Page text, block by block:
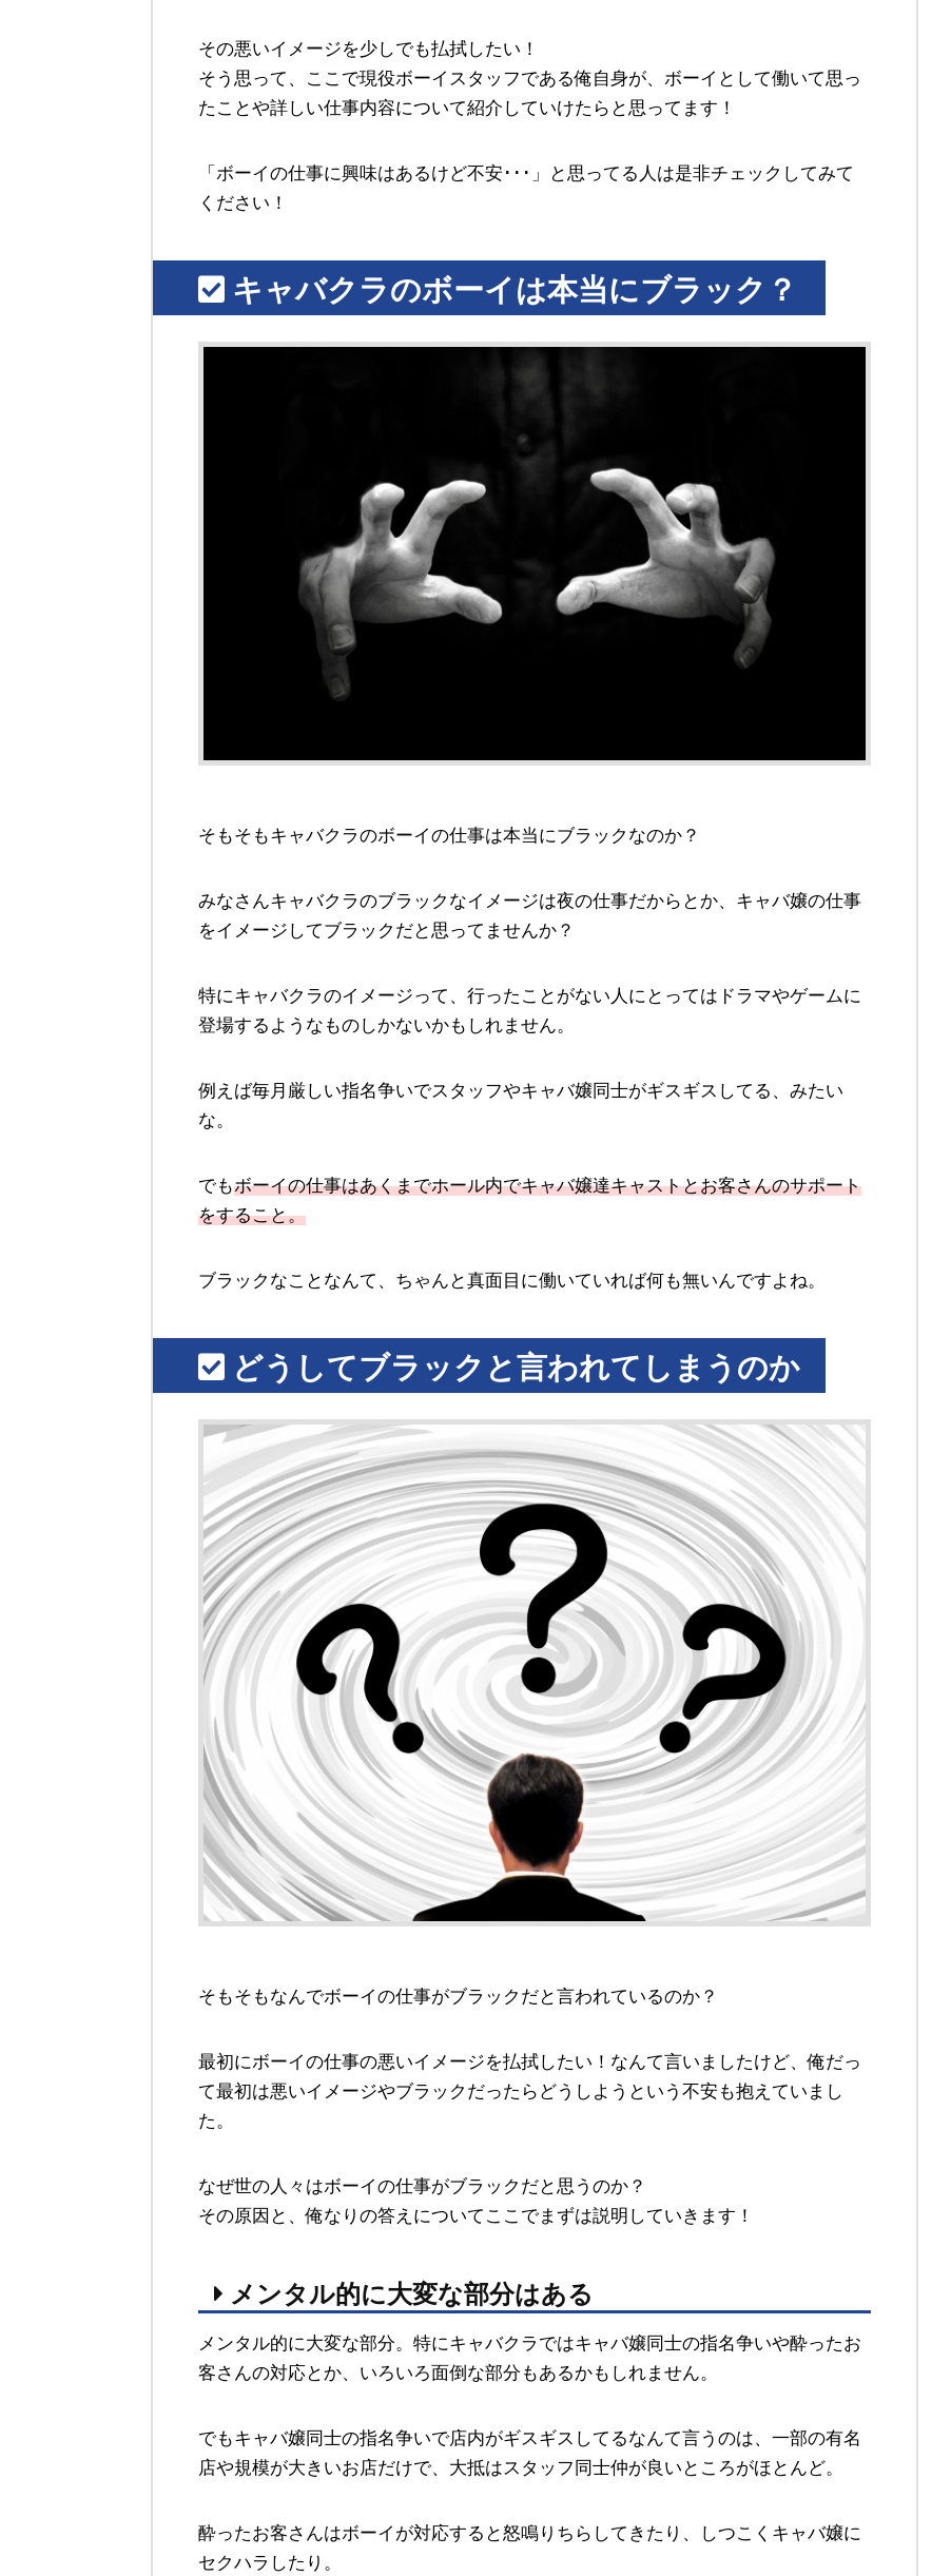
その悪いイメージを少しでも払拭したい！
そう思って、ここで現役ボーイスタッフである俺自身が、ボーイとして働いて思っ
たことや詳しい仕事内容について紹介していけたらと思ってます！
「ボーイの仕事に興味はあるけど不安･･･」と思ってる人は是非チェックしてみて
ください！
キャバクラのボーイは本当にブラック？
そもそもキャバクラのボーイの仕事は本当にブラックなのか？
みなさんキャバクラのブラックなイメージは夜の仕事だからとか、キャバ嬢の仕事
をイメージしてブラックだと思ってませんか？
特にキャバクラのイメージって、行ったことがない人にとってはドラマやゲームに
登場するようなものしかないかもしれません。
例えば毎月厳しい指名争いでスタッフやキャバ嬢同士がギスギスしてる、みたい
な。
でもボーイの仕事はあくまでホール内でキャバ嬢達キャストとお客さんのサポート
をすること。
ブラックなことなんて、ちゃんと真面目に働いていれば何も無いんですよね。
どうしてブラックと言われてしまうのか
そもそもなんでボーイの仕事がブラックだと言われているのか？
最初にボーイの仕事の悪いイメージを払拭したい！なんて言いましたけど、俺だっ
て最初は悪いイメージやブラックだったらどうしようという不安も抱えていまし
た。
なぜ世の人々はボーイの仕事がブラックだと思うのか？
その原因と、俺なりの答えについてここでまずは説明していきます！
メンタル的に大変な部分はある
メンタル的に大変な部分。特にキャバクラではキャバ嬢同士の指名争いや酔ったお
客さんの対応とか、いろいろ面倒な部分もあるかもしれません。
でもキャバ嬢同士の指名争いで店内がギスギスしてるなんて言うのは、一部の有名
店や規模が大きいお店だけで、大抵はスタッフ同士仲が良いところがほとんど。
酔ったお客さんはボーイが対応すると怒鳴りちらしてきたり、しつこくキャバ嬢に
セクハラしたり。